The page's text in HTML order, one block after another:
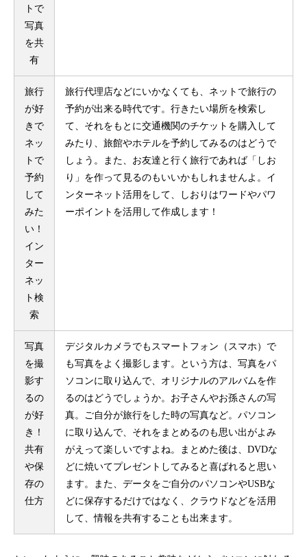
トで
写真
を共
有
旅行
が好
きで
ネッ
トで
予約
して
みた
い！
イン
ター
ネッ
ト検
索
旅行代理店などにいかなくても、ネットで旅行の
予約が出来る時代です。行きたい場所を検索し
て、それをもとに交通機関のチケットを購入して
みたり、旅館やホテルを予約してみるのはどうで
しょう。また、お友達と行く旅行であれば「しお
り」を作って見るのもいいかもしれませんよ。イ
ンターネット活用をして、しおりはワードやパワ
ーポイントを活用して作成します！
写真
を撮
影す
るの
が好
き！
共有
や保
存の
仕方
デジタルカメラでもスマートフォン（スマホ）で
も写真をよく撮影します。という方は、写真をパ
ソコンに取り込んで、オリジナルのアルバムを作
るのはどうでしょうか。お子さんやお孫さんの写
真。ご自分が旅行をした時の写真など。パソコン
に取り込んで、それをまとめるのも思い出がよみ
がえって楽しいですよね。まとめた後は、DVDな
どに焼いてプレゼントしてみると喜ばれると思い
ます。また、データをご自分のパソコンやUSBな
どに保存するだけではなく、クラウドなどを活用
して、情報を共有することも出来ます。